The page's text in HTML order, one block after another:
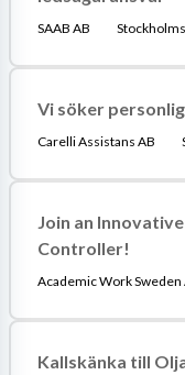
SAAB AB
Vi söker
Carelli Assistans AB
Join an
Controller!
Academic Work Sweden
Kallskänka till